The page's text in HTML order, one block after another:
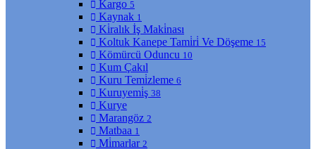
Kargo 5
Kaynak 1
Ki̇ralık İş Maki̇nası
Koltuk Kanepe Tami̇ri̇ Ve Döşeme 15
Kömürcü Oduncu 10
Kum Çakıl
Kuru Temi̇zleme 6
Kuruyemi̇ş 38
Kurye
Marangöz 2
Matbaa 1
Mi̇marlar 2